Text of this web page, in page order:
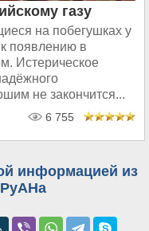
газу
на побегушках у
появлению в
Истерическое
не закончится...
6 755
информацией из
РуАНа